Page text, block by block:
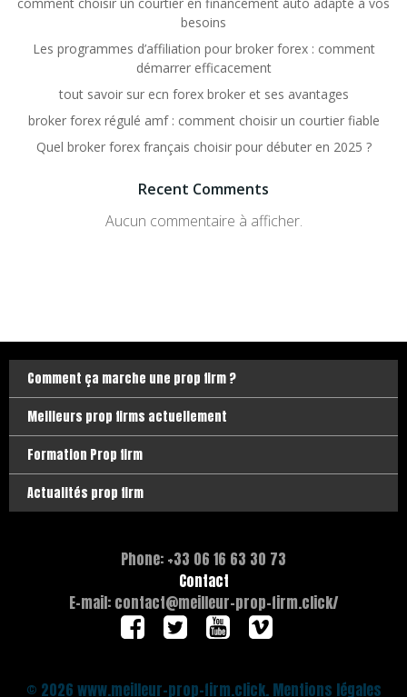
besoins
Les programmes d’affiliation pour broker forex : comment
démarrer efficacement
tout savoir sur ecn forex broker et ses avantages
broker forex régulé amf : comment choisir un courtier fiable
Quel broker forex français choisir pour débuter en 2025 ?
Recent Comments
Aucun commentaire à afficher.
Comment ça marche une prop firm ?
Meilleurs prop firms actuellement
Formation Prop firm
Actualités prop firm
Phone: +33 06 16 63 30 73
Contact
E-mail: contact@meilleur-prop-firm.click/
© 2026 www.meilleur-prop-firm.click. Mentions légales